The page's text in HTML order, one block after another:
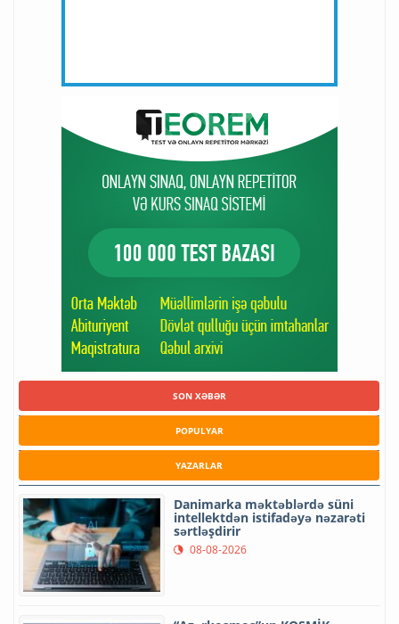
SON XƏBƏR
POPULYAR
YAZARLAR
Danimarka məktəblərdə süni
intellektdən istifadəyə nəzarəti
sərtləşdirir
08-08-2026